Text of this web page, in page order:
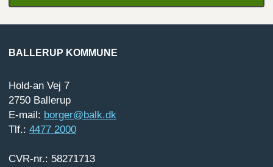
BALLERUP KOMMUNE
Hold-an Vej 7
2750 Ballerup
E-mail: borger@balk.dk
Tlf.: 4477 2000
CVR-nr.: 58271713